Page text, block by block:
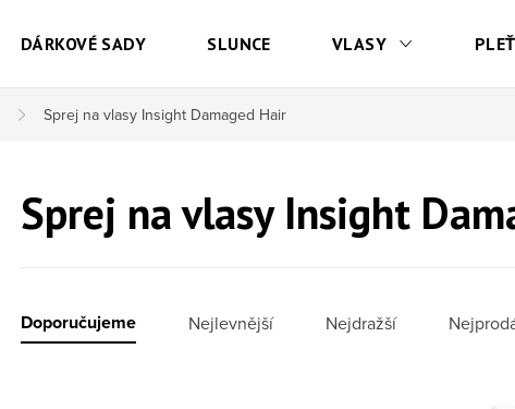
DÁRKOVÉ SADY SLUNCE VLASY PLEŤ
Sprej na vlasy Insight Damaged Hair
Sprej na vlasy Insight
Řazení produktů
Doporučujeme Nejlevnější Nejdražší